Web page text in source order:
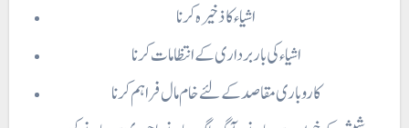
اشیاء کا ذخیرہ کرنا
اشیاء کی بار برداری کے انتظامات کرنا
کاروباری مقاصد کے لئے خام مال فراہم کرنا